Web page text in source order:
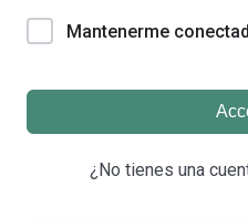
Mantenerme
¿No tienes una